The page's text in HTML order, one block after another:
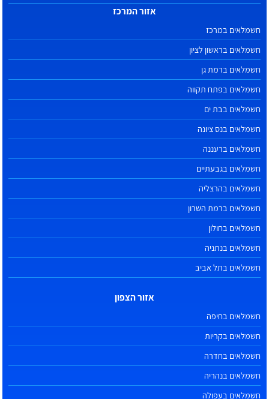
אזור המרכז
חשמלאים במרכז
חשמלאים בראשון לציון
חשמלאים ברמת גן
חשמלאים בפתח תקווה
חשמלאים בבת ים
חשמלאים בנס ציונה
חשמלאים ברעננה
חשמלאים בגבעתיים
חשמלאים בהרצליה
חשמלאים ברמת השרון
חשמלאים בחולון
חשמלאים בנתניה
חשמלאים בתל אביב
אזור הצפון
חשמלאים בחיפה
חשמלאים בקריות
חשמלאים בחדרה
חשמלאים בנהריה
חשמלאים בעפולה